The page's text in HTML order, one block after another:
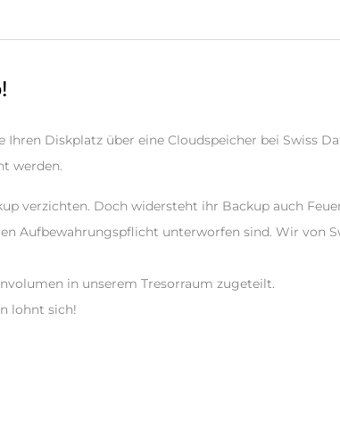
Diskplatz über eine Cloudspeicher bei Swiss
werden.
verzichten. Doch widersteht ihr Backup auch
Aufbewahrungspflicht unterworfen sind. Wir von
in unserem Tresorraum zugeteilt.
lohnt sich!